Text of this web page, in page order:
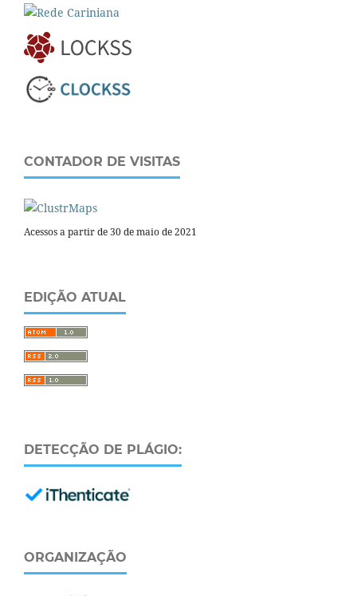
CONTADOR DE VISITAS
Acessos a partir de 30 de maio de 2021
EDIÇÃO ATUAL
DETECÇÃO DE PLÁGIO:
ORGANIZAÇÃO